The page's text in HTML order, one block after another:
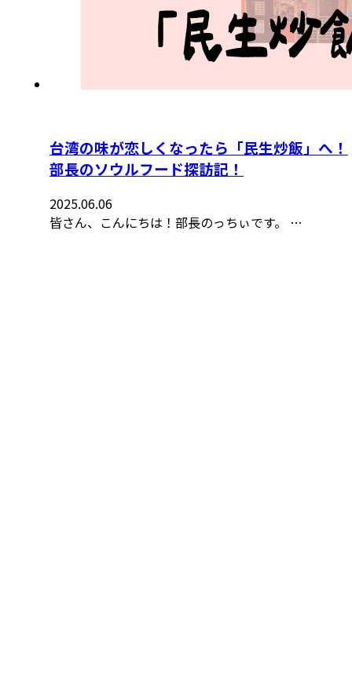
台湾の味が恋しくなったら「民生炒飯」へ！
部長のソウルフード探訪記！
2025.06.06
皆さん、こんにちは！部長のっちぃです。 …